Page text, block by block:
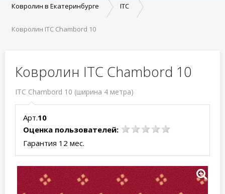
Ковролин в Екатеринбурге ITC
Ковролин ITC Chambord 10
Ковролин ITC Chambord 10
ITC Chambord 10 (ширина 4 метра)
Арт.10
Оценка пользователей:
Гарантия 12 мес.